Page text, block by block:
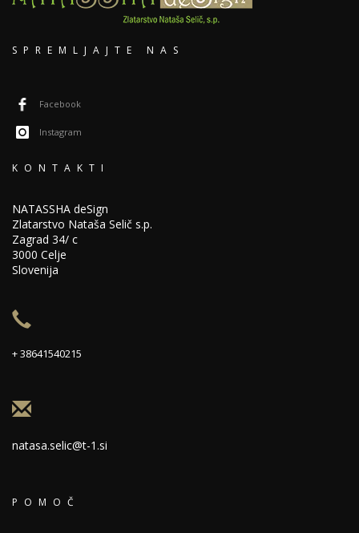
SPREMLJAJTE NAS
Facebook
Instagram
KONTAKTI
NATASSHA deSign
Zlatarstvo Nataša Selič s.p.
Zagrad 34/ c
3000 Celje
Slovenija
+ 38641540215
natasa.selic@t-1.si
POMOČ